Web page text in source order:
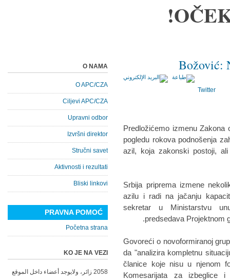
Božović:
Twitter
Predložićemo izmenu Zakona
pogledu rokova podnošenja
azil, koja zakonski postoji,
Srbija priprema izmene
azilu i radi na jačanju
sekretar u Ministarstvu
predsedava Projektnom
Govoreći o novoformiranoj
da "analizira kompletnu
članice koje nisu u njenom
Komesarijata za izbeglice i
O NAMA
O APC/CZA
Ciljevi APC/CZA
Upravni odbor
Izvršni direktor
Stručni savet
Aktivnosti i rezultati
Bliski linkovi
PRAVNA POMOĆ
Početna strana
KO JE NA VEZI
2058 زائر، ولايوجد أعضاء داخل الموقع